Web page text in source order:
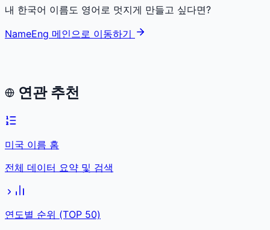
내 한국어 이름도 영어로 멋지게 만들고 싶다면?
NameEng 메인으로 이동하기
연관 추천
미국 이름 홈
전체 데이터 요약 및 검색
연도별 순위 (TOP 50)